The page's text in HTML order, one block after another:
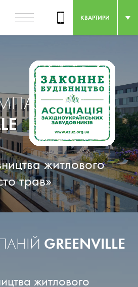
КВАРТИРИ
житлового
трав»
GREENVILLE
житлового